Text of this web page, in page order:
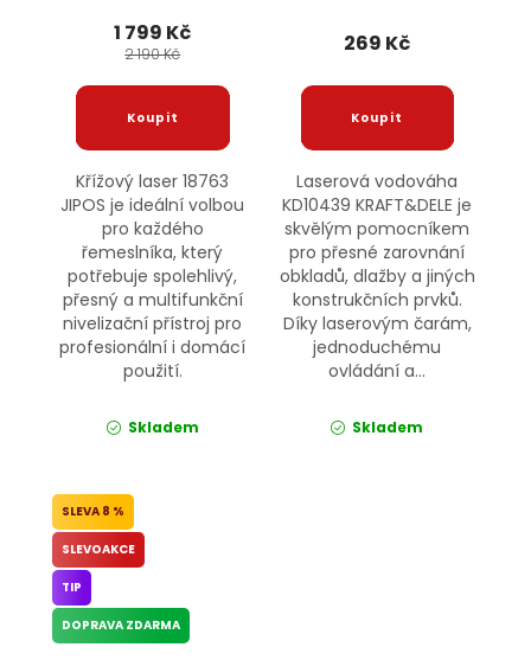
1 799 Kč
2 190 Kč
Křížový laser 18763
JIPOS je ideální volbou
pro každého
řemeslníka, který
potřebuje spolehlivý,
přesný a multifunkční
nivelizační přístroj pro
profesionální i domácí
použití.
Skladem
269 Kč
Laserová vodováha
KD10439 KRAFT&DELE je
skvělým pomocníkem
pro přesné zarovnání
obkladů, dlažby a jiných
konstrukčních prvků.
Díky laserovým čarám,
jednoduchému
ovládání a...
Skladem
8 %
SLEVOAKCE
TIP
DOPRAVA ZDARMA